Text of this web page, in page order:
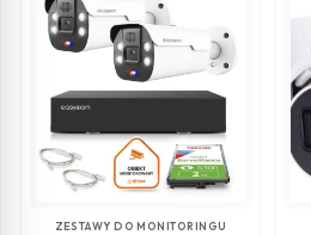
ZESTAWY DO MONITORINGU